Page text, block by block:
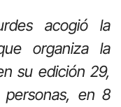
acogió la
organiza la
su edición 29,
en 8